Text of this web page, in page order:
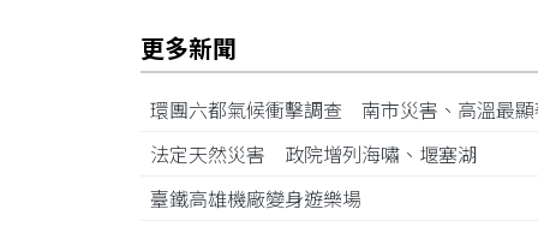
更多新聞
環團六都氣候衝擊調查 南市災害、高溫最
法定天然災害 政院增列海嘯、堰塞湖
臺鐵高雄機廠變身遊樂場